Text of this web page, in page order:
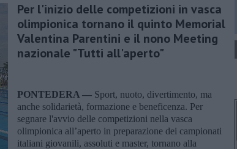
Per l'inizio delle competizioni in vasca
olimpionica tornano il quinto Memorial
Valentina Parentini e il nono Meeting
nazionale "Tutti all'aperto"
PONTEDERA — Sport, nuoto, divertimento, ma
anche solidarietà, formazione e beneficenza. Per
segnare l'avvio delle competizioni nella vasca
olimpionica all’aperto in preparazione dei campionati
italiani giovanili, assoluti e master, tornano alla